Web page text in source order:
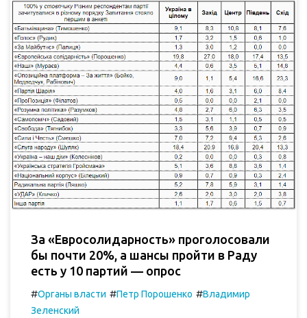
За «Евросолидарность» проголосовали
бы почти 20%, а шансы пройти в Раду
есть у 10 партий — опрос
#Органы власти #Петр Порошенко #Владимир
Зеленский